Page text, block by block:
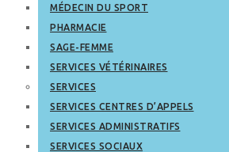
MÉDECIN DU SPORT
PHARMACIE
SAGE-FEMME
SERVICES VÉTÉRINAIRES
SERVICES
SERVICES CENTRES D’APPELS
SERVICES ADMINISTRATIFS
SERVICES SOCIAUX